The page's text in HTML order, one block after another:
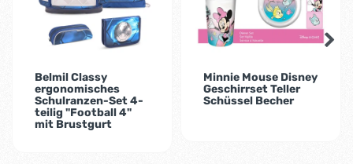
Belmil Classy
ergonomisches
Schulranzen-Set 4-
teilig "Football 4"
mit Brustgurt
Minnie Mouse Disney
Geschirrset Teller
Schüssel Becher